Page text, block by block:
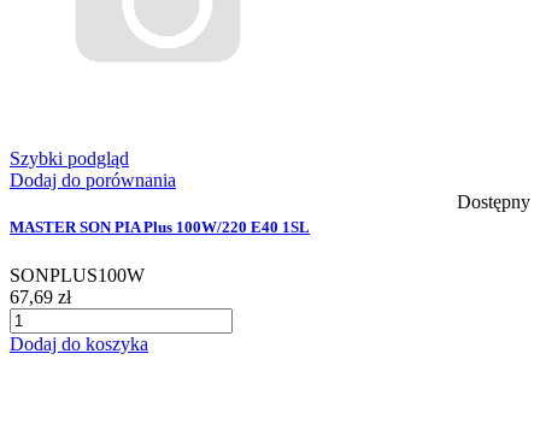
Szybki podgląd
Dodaj do porównania
Dostępny
MASTER SON PIA Plus 100W/220 E40 1SL
SONPLUS100W
67,69 zł
Dodaj do koszyka